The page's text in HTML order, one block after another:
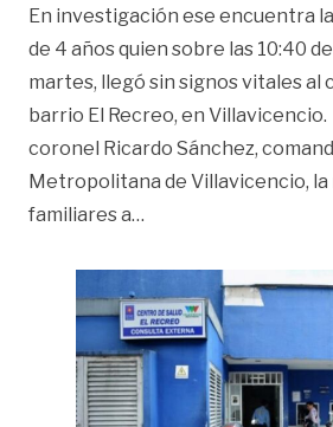
En investigación ese encuentra
de 4 años quien sobre las 10:40
martes, llegó sin signos vitales al
barrio El Recreo, en
coronel Ricardo Sánchez,
Metropolitana de Villavicencio,
familiares a…